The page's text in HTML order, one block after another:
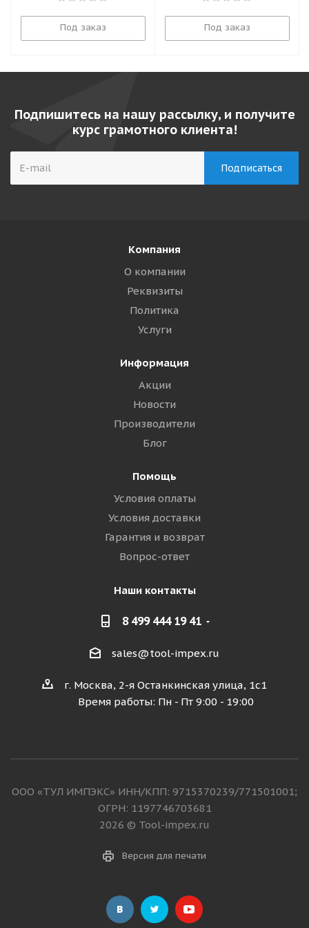
Под заказ Под заказ
Подпишитесь на нашу рассылку, и получите
курс грамотного клиента!
Компания
О компании
Реквизиты
Политика
Услуги
Информация
Акции
Новости
Производители
Блог
Помощь
Условия оплаты
Условия доставки
Гарантия и возврат
Вопрос-ответ
Наши контакты
8 499 444 19 41
sales@tool-impex.ru
г. Москва, 2-я Останкинская улица, 1с1
Время работы: Пн - Пт 9:00 - 19:00
ООО «ТУЛ ИМПЭКС» ИНН/КПП: 9715370239/771501001;
ОГРН: 1197746703681
2026 © Tool-impex.ru
Версия для печати